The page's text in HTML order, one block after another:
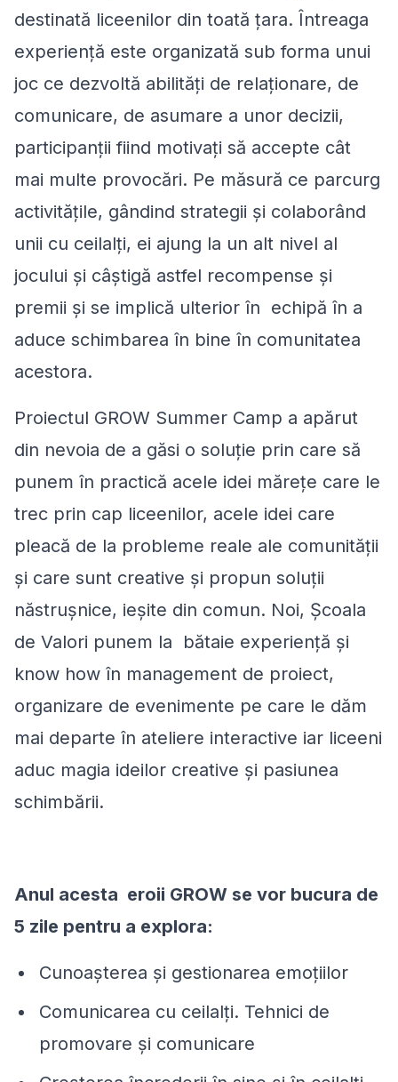
destinată liceenilor din toată țara. Întreaga
experiență este organizată sub forma unui
joc ce dezvoltă abilități de relaționare, de
comunicare, de asumare a unor decizii,
participanții fiind motivați să accepte cât
mai multe provocări. Pe măsură ce parcurg
activitățile, gândind strategii și colaborând
unii cu ceilalți, ei ajung la un alt nivel al
jocului și câștigă astfel recompense și
premii și se implică ulterior în echipă în a
aduce schimbarea în bine în comunitatea
acestora.
Proiectul GROW Summer Camp a apărut
din nevoia de a găsi o soluție prin care să
punem în practică acele idei mărețe care le
trec prin cap liceenilor, acele idei care
pleacă de la probleme reale ale comunității
și care sunt creative și propun soluții
năstrușnice, ieșite din comun. Noi, Școala
de Valori punem la bătaie experiență și
know how în management de proiect,
organizare de evenimente pe care le dăm
mai departe în ateliere interactive iar liceeni
aduc magia ideilor creative și pasiunea
schimbării.
Anul acesta eroii GROW se vor bucura de
5 zile pentru a explora:
Cunoașterea şi gestionarea emoţiilor
Comunicarea cu ceilalți. Tehnici de
promovare și comunicare